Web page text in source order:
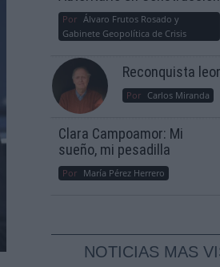
Por Álvaro Frutos Rosado y
Gabinete Geopolítica de Crisis
Reconquista
Por Carlos Miranda
Clara Campoamor: Mi
sueño, mi pesadilla
Por María Pérez Herrero
NOTICIAS MAS